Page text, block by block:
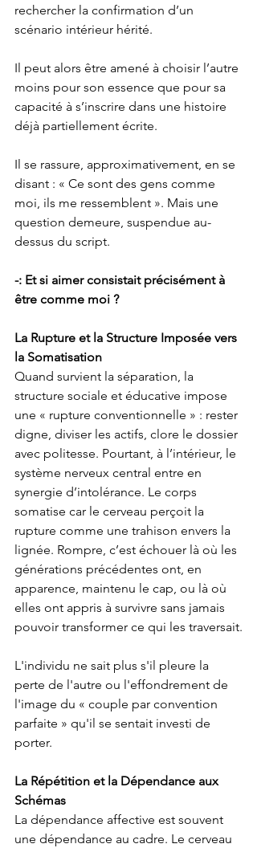
rechercher la confirmation d’un
scénario intérieur hérité.
Il peut alors être amené à choisir l’autre
moins pour son essence que pour sa
capacité à s’inscrire dans une histoire
déjà partiellement écrite.
Il se rassure, approximativement, en se
disant : « Ce sont des gens comme
moi, ils me ressemblent ». Mais une
question demeure, suspendue au-
dessus du script.
-: Et si aimer consistait précisément à
être comme moi ?
La Rupture et la Structure Imposée vers
la Somatisation
Quand survient la séparation, la
structure sociale et éducative impose
une « rupture conventionnelle » : rester
digne, diviser les actifs, clore le dossier
avec politesse. Pourtant, à l’intérieur, le
système nerveux central entre en
synergie d’intolérance. Le corps
somatise car le cerveau perçoit la
rupture comme une trahison envers la
lignée. Rompre, c’est échouer là où les
générations précédentes ont, en
apparence, maintenu le cap, ou là où
elles ont appris à survivre sans jamais
pouvoir transformer ce qui les traversait.
L'individu ne sait plus s'il pleure la
perte de l'autre ou l'effondrement de
l'image du « couple par convention
parfaite » qu'il se sentait investi de
porter.
La Répétition et la Dépendance aux
Schémas
La dépendance affective est souvent
une dépendance au cadre. Le cerveau